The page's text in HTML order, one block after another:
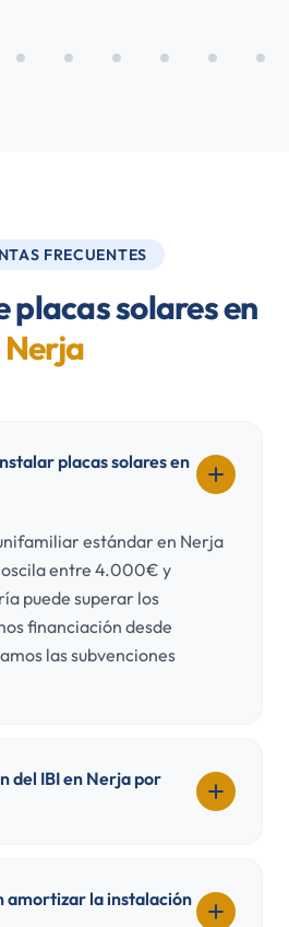
FRECUENTES
placas solares en
Nerja
placas solares en
estándar en Nerja
oscila entre 4.000€ y
puede superar los
financiación desde
las subvenciones
del IBI en Nerja por
amortizar la instalación